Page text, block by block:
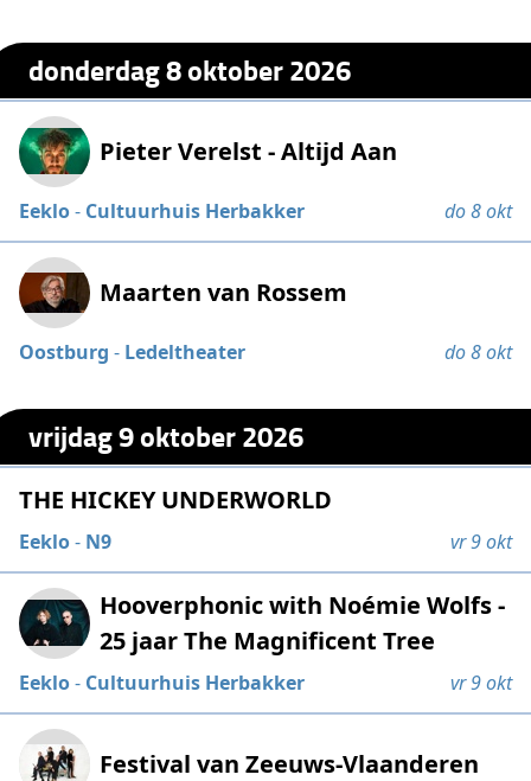
donderdag 8 oktober 2026
Pieter Verelst - Altijd Aan
Eeklo- Cultuurhuis Herbakker do 8 okt
Maarten van Rossem
Oostburg - Ledeltheater do 8 okt
vrijdag 9 oktober 2026
THE HICKEY UNDERWORLD
Eeklo- N9 vr 9 okt
Hooverphonic with Noémie Wolfs -
25 jaar The Magnificent Tree
Eeklo- Cultuurhuis Herbakker vr 9 okt
Festival van Zeeuws-Vlaanderen